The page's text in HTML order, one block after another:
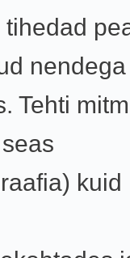
Tehti